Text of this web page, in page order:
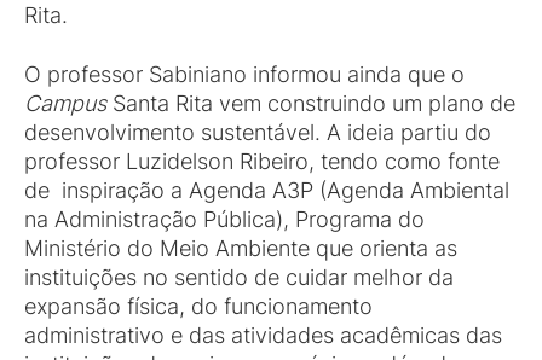
Rita.
O professor Sabiniano informou ainda que o
CampusSanta Rita vem construindo um plano de
desenvolvimento sustentável. A ideia partiu do
professor Luzidelson Ribeiro, tendo como fonte
de inspiração a Agenda A3P (Agenda Ambiental
na Administração Pública), Programa do
Ministério do Meio Ambiente que orienta as
instituições no sentido de cuidar melhor da
expansão física, do funcionamento
administrativo e das atividades acadêmicas das